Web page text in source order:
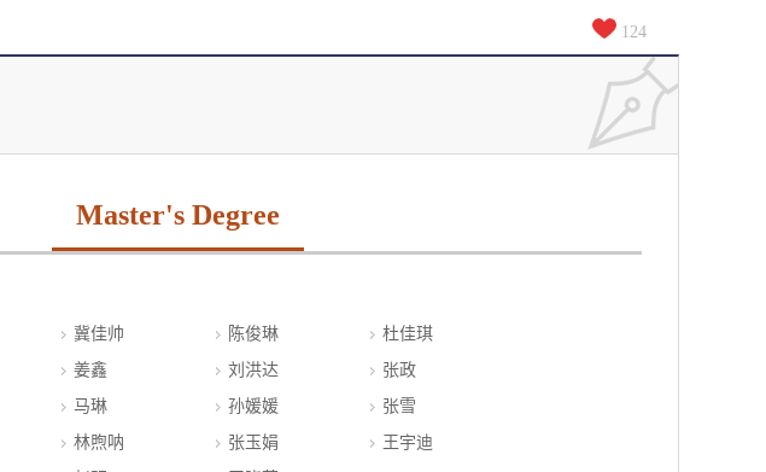
124
Master's Degree
冀佳帅 陈俊琳
杜佳琪
姜鑫 刘洪达
张政
马琳 孙媛媛
张雪
林煦呐 张玉娟
王宇迪